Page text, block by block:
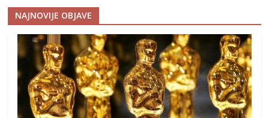
NAJNOVIJE OBJAVE